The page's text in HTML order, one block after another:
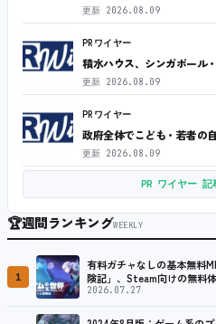
更新 2026.08.09
PRワイヤー
積水ハウス、シンガポール
更新 2026.08.09
PRワイヤー
政府全体でこども・若者の
更新 2026.08.09
PR ワイヤー
🏆週間ランキングWEEKLY
1
有料ガチャなしの基本無料
険記」、Steam向けの無料
2026.07.27